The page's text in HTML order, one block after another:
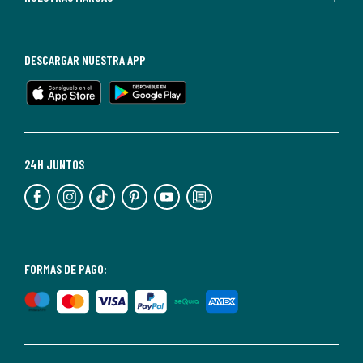
de
en
cualquier
Para
información,
puedes
nuestra
de
privacidad</2>.
FORMAS DE PAGO:
24H JUNTOS
DESCARGAR NUESTRA APP